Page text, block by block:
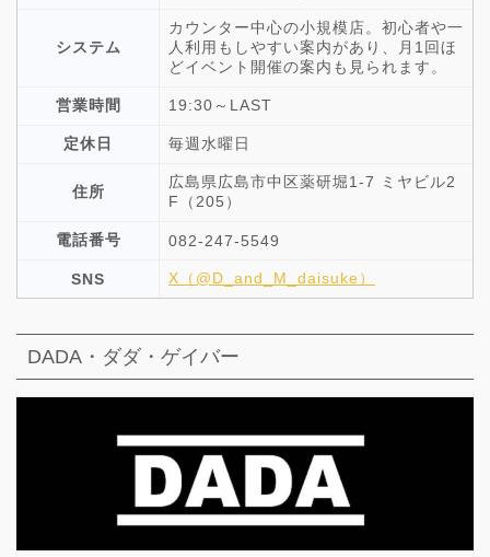
システム
カウンター中心の小規模店。初心者や一
人利用もしやすい案内があり、月1回ほ
どイベント開催の案内も見られます。
営業時間 19:30～LAST
定休日 毎週水曜日
住所
広島県広島市中区薬研堀1-7 ミヤビル2
F（205）
電話番号 082-247-5549
SNS X（@D_and_M_daisuke）
DADA・ダダ・ゲイバー